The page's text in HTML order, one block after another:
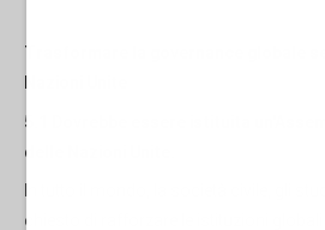
Trasformare la governance globale
5.1 Dovrebbe essere istituita
delle Nazioni Unite.
chiesto di rafforzare le istituzioni globali